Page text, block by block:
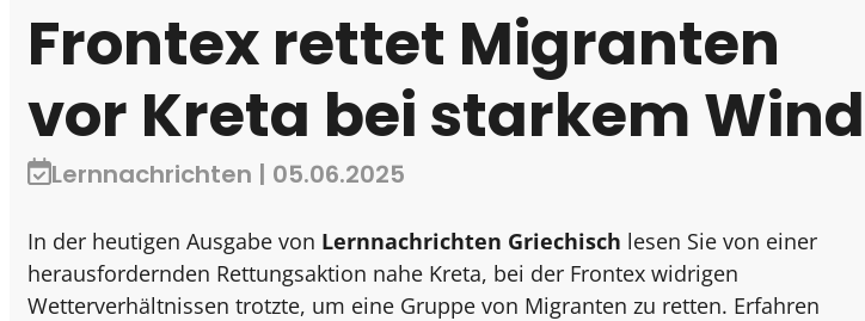
Frontex rettet Migranten
vor Kreta bei starkem Wind
Lernnachrichten | 05.06.2025
In der heutigen Ausgabe von Lernnachrichten Griechisch lesen Sie von einer
herausfordernden Rettungsaktion nahe Kreta, bei der Frontex widrigen
Wetterverhältnissen trotzte, um eine Gruppe von Migranten zu retten. Erfahren